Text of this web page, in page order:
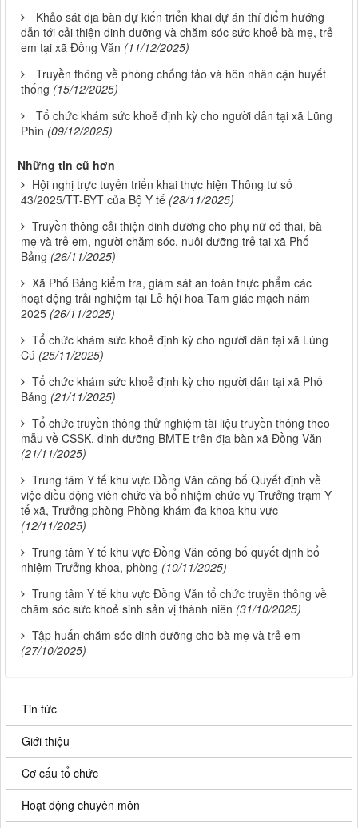
Khảo sát địa bàn dự kiến triển khai dự án thí điểm hướng
dẫn tới cải thiện dinh dưỡng và chăm sóc sức khoẻ bà mẹ, trẻ
em tại xã Đồng Văn (11/12/2025)
Truyền thông về phòng chống tảo và hôn nhân cận huyết
thống (15/12/2025)
Tổ chức khám sức khoẻ định kỳ cho người dân tại xã Lũng
Phìn (09/12/2025)
Những tin cũ hơn
Hội nghị trực tuyến triển khai thực hiện Thông tư số
43/2025/TT-BYT của Bộ Y tế (28/11/2025)
Truyền thông cải thiện dinh dưỡng cho phụ nữ có thai, bà
mẹ và trẻ em, người chăm sóc, nuôi dưỡng trẻ tại xã Phố
Bảng (26/11/2025)
Xã Phố Bảng kiểm tra, giám sát an toàn thực phẩm các
hoạt động trải nghiệm tại Lễ hội hoa Tam giác mạch năm
2025 (26/11/2025)
Tổ chức khám sức khoẻ định kỳ cho người dân tại xã Lúng
Cú (25/11/2025)
Tổ chức khám sức khoẻ định kỳ cho người dân tại xã Phố
Bảng (21/11/2025)
Tổ chức truyền thông thử nghiệm tài liệu truyền thông theo
mẫu về CSSK, dinh dưỡng BMTE trên địa bàn xã Đồng Văn
(21/11/2025)
Trung tâm Y tế khu vực Đồng Văn công bố Quyết định về
việc điều động viên chức và bổ nhiệm chức vụ Trưởng trạm Y
tế xã, Trưởng phòng Phòng khám đa khoa khu vực
(12/11/2025)
Trung tâm Y tế khu vực Đồng Văn công bố quyết định bổ
nhiệm Trưởng khoa, phòng (10/11/2025)
Trung tâm Y tế khu vực Đồng Văn tổ chức truyền thông về
chăm sóc sức khoẻ sinh sản vị thành niên (31/10/2025)
Tập huấn chăm sóc dinh dưỡng cho bà mẹ và trẻ em
(27/10/2025)
Tin tức
Giới thiệu
Cơ cấu tổ chức
Hoạt động chuyên môn